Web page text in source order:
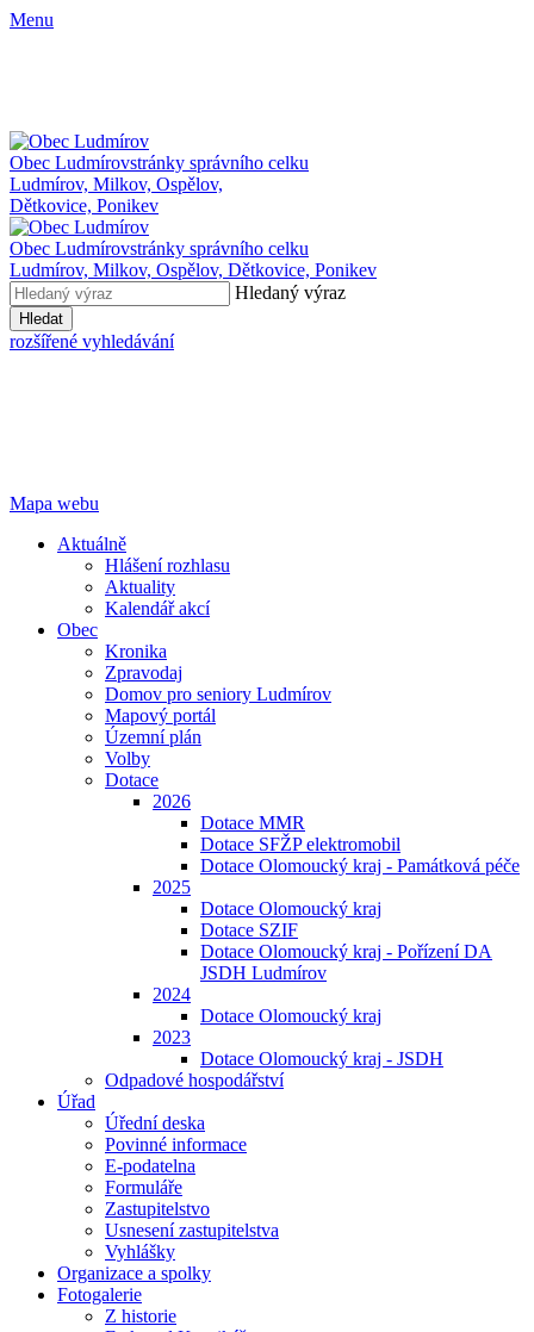
Menu
Obec Ludmírovstránky správního celku
Ludmírov, Milkov, Ospělov,
Dětkovice, Ponikev
Obec Ludmírovstránky správního celku
Ludmírov, Milkov, Ospělov, Dětkovice, Ponikev
Hledaný výraz
Hledat
rozšířené vyhledávání
Mapa webu
Aktuálně
Hlášení rozhlasu
Aktuality
Kalendář akcí
Obec
Kronika
Zpravodaj
Domov pro seniory Ludmírov
Mapový portál
Územní plán
Volby
Dotace
2026
Dotace MMR
Dotace SFŽP elektromobil
Dotace Olomoucký kraj - Památková péče
2025
Dotace Olomoucký kraj
Dotace SZIF
Dotace Olomoucký kraj - Pořízení DA
JSDH Ludmírov
2024
Dotace Olomoucký kraj
2023
Dotace Olomoucký kraj - JSDH
Odpadové hospodářství
Úřad
Úřední deska
Povinné informace
E-podatelna
Formuláře
Zastupitelstvo
Usnesení zastupitelstva
Vyhlášky
Organizace a spolky
Fotogalerie
Z historie